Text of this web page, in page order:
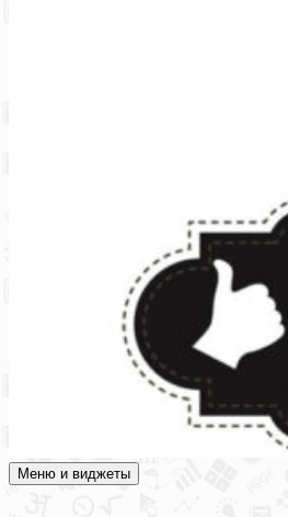
Академия СОВА
Подготовка к ЕГЭ, ОГЭ, ВПР,
Меню и виджеты